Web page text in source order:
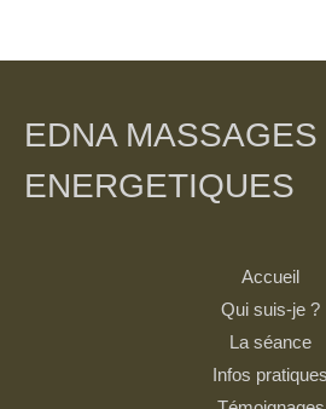
EDNA
ENERGETIQUES
Accueil
Qui suis-je ?
La séance
Infos pratiques